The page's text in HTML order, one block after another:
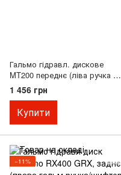
Гальмо гідравл. дискове
MT200 переднє (ліва ручка BL-
MT200, каліпер, гідроліния
1000мм)
1 456 грн
Купити
−11%